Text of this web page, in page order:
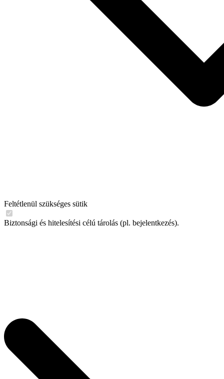
Feltétlenül szükséges sütik
Biztonsági és hitelesítési célú tárolás (pl. bejelentkezés).